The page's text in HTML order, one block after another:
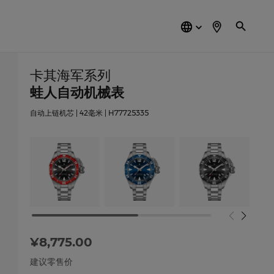
简
体
卡其海军系列
蛙人自动机械表
自动上链机芯 | 42毫米 | H77725335
¥8,775.00
建议零售价